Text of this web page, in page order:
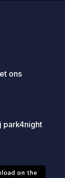
ons
park4night